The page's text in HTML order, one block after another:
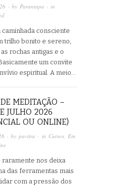
· by Parantapa · in
caminhada consciente
trilho bonito e sereno,
rochas antigas e o
um convite
espiritual. A meio…
MEDITAÇÃO –
JULHO 2026
OU ONLINE)
· bypavitra · in Cursos,Em
raramente nos deixa
das ferramentas mais
com a pressão dos